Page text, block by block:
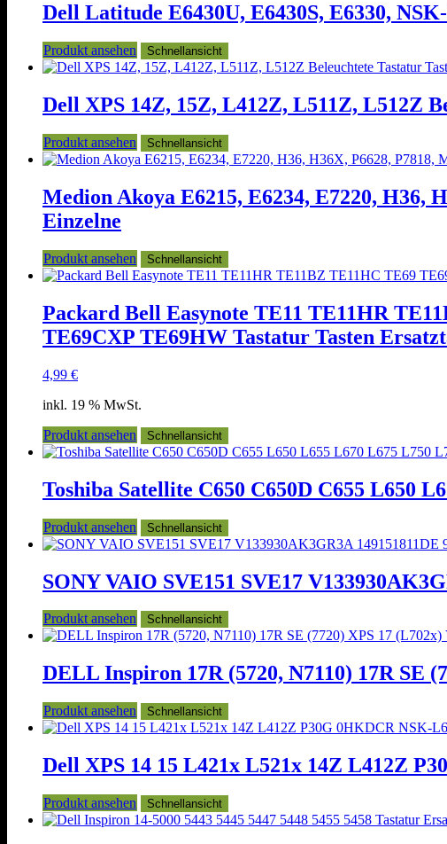
Dell Latitude E6430U, E6430S, E6330,
Produkt ansehen Schnellansicht
Dell XPS 14Z, 15Z, L412Z, L511Z, L512Z
Produkt ansehen Schnellansicht
Medion Akoya E6215, E6234, E7220, H36,
Einzelne
Produkt ansehen Schnellansicht
Packard Bell Easynote TE11 TE11HR
TE69CXP TE69HW Tastatur Tasten
4,99 €
inkl. 19 % MwSt.
Produkt ansehen
Schnellansicht
Toshiba Satellite C650 C650D C655 L650
Produkt ansehen Schnellansicht
SONY VAIO SVE151 SVE17
Produkt ansehen Schnellansicht
DELL Inspiron 17R (5720, N7110) 17R SE
Produkt ansehen Schnellansicht
Dell XPS 14 15 L421x L521x 14Z L412Z
Produkt ansehen Schnellansicht